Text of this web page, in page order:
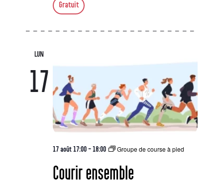
Gratuit
LUN
17
Courir ensemble
17 août 17:00-18:00 Groupe de course à pied